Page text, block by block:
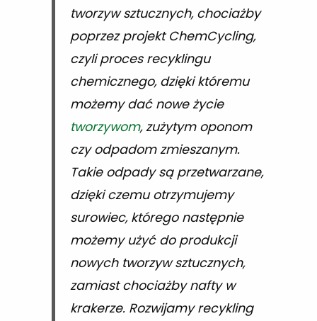
tworzyw sztucznych, chociażby
poprzez projekt ChemCycling,
czyli proces recyklingu
chemicznego, dzięki któremu
możemy dać nowe życie
tworzywom, zużytym oponom
czy odpadom zmieszanym.
Takie odpady są przetwarzane,
dzięki czemu otrzymujemy
surowiec, którego następnie
możemy użyć do produkcji
nowych tworzyw sztucznych,
zamiast chociażby nafty w
krakerze. Rozwijamy recykling